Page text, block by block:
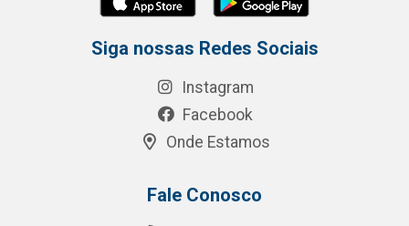
Siga nossas Redes Sociais
Instagram
Facebook
Onde Estamos
Fale Conosco